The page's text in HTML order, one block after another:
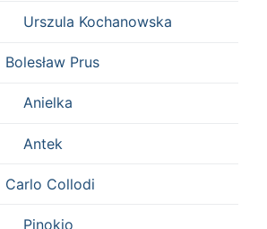
Urszula Kochanowska
Bolesław Prus
Anielka
Antek
Carlo Collodi
Pinokio